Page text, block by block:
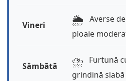
Vineri 🌦️ Averse de
ploaie
Sâmbătă ⛈️
Furtună
grindină slabă